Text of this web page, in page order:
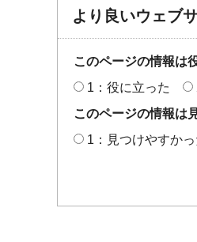
より良いウェブ
このページの情報は
1：役に立った
このページの情報は
1：見つけやすかっ